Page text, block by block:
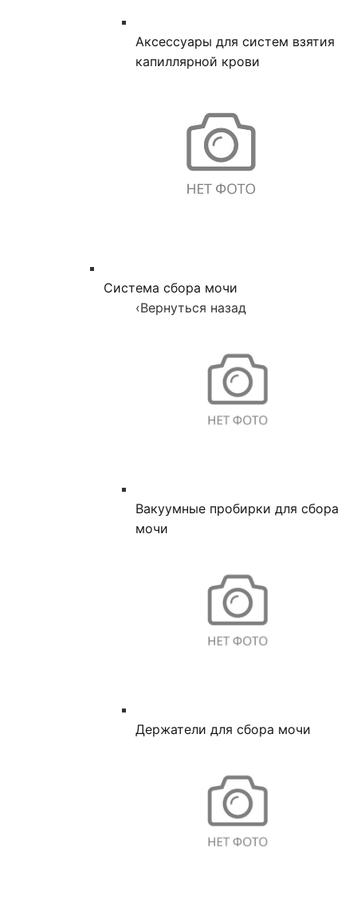
Аксессуары для систем взятия
капиллярной крови
Система сбора мочи
‹Вернуться назад
Вакуумные пробирки для сбора
мочи
Держатели для сбора мочи